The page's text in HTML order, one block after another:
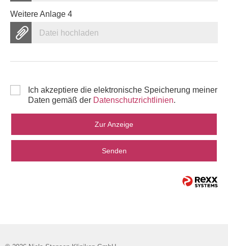
Weitere Anlage 4
Datei hochladen
Ich akzeptiere die elektronische Speicherung meiner
Daten gemäß der Datenschutzrichtlinien.
Zur Anzeige
Senden